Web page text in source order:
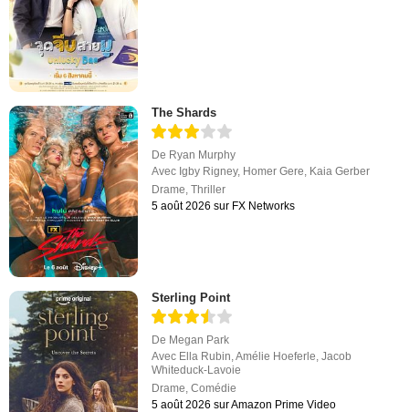
The Shards
De Ryan Murphy
Avec Igby Rigney, Homer Gere Kaia Gerber
Drame ,Thriller
5 août 2026 sur FX Networks
Sterling Point
De Megan Park
Avec Ella Rubin,Amélie Hoeferle,Jacob
Whiteduck-Lavoie
Drame,Comédie
5 août 2026 sur Amazon Prime Video